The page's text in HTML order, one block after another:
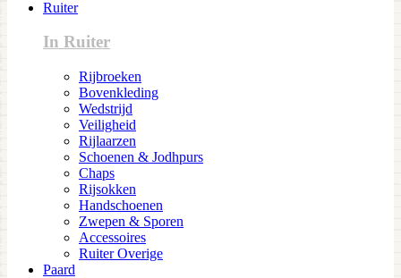
Ruiter
In Ruiter
Rijbroeken
Bovenkleding
Wedstrijd
Veiligheid
Rijlaarzen
Schoenen & Jodhpurs
Chaps
Rijsokken
Handschoenen
Zwepen & Sporen
Accessoires
Ruiter Overige
Paard